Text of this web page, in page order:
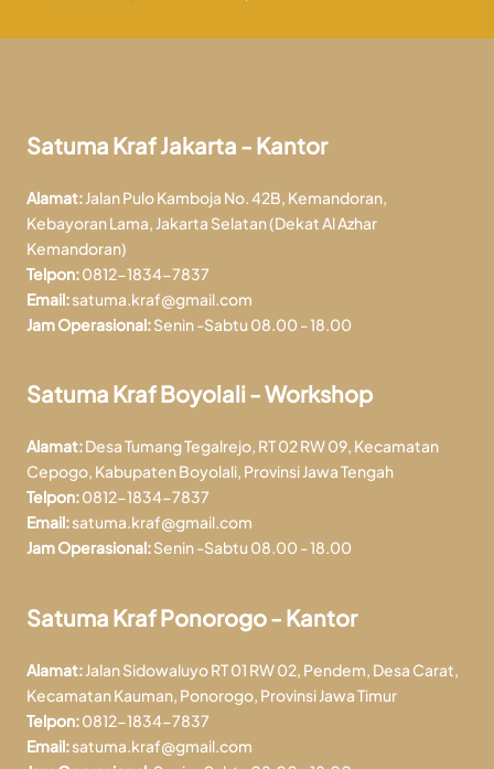
Satuma Kraf Jakarta - Kantor
Alamat:Jalan Pulo Kamboja No. 42B, Kemandoran,
Kebayoran Lama, Jakarta Selatan (Dekat Al Azhar
Kemandoran)
Telpon:0812-1834-7837
Email:satuma.kraf@gmail.com
Jam Operasional:Senin -Sabtu 08.00 - 18.00
Satuma Kraf Boyolali - Workshop
Alamat:Desa Tumang Tegalrejo, RT 02 RW 09, Kecamatan
Cepogo, Kabupaten Boyolali, Provinsi Jawa Tengah
Telpon:0812-1834-7837
Email:satuma.kraf@gmail.com
Jam Operasional:Senin -Sabtu 08.00 - 18.00
Satuma Kraf Ponorogo - Kantor
Alamat:Jalan Sidowaluyo RT 01 RW 02, Pendem, Desa Carat,
Kecamatan Kauman, Ponorogo, Provinsi Jawa Timur
Telpon:0812-1834-7837
Email:satuma.kraf@gmail.com